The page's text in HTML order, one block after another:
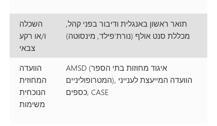
השכלה
ו/או רקע
צבאי
תואר ראשון באנגלית ודיבור בפני קהל,
הוועדה
המחוזית
הנוכחית
משימות
AMSD (איגוד מחוזות בתי הספר
המטרופוליניים), הוועדה המייעצת לענייני
כספים, CASE